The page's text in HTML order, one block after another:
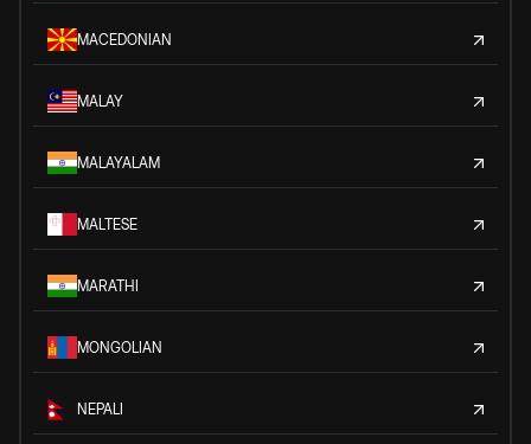
MACEDONIAN
MALAY
MALAYALAM
MALTESE
MARATHI
MONGOLIAN
NEPALI